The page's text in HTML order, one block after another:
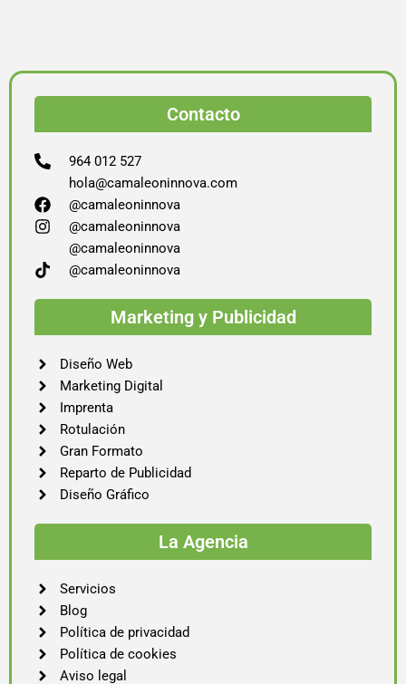
Contacto
964 012 527
hola@camaleoninnova.com
@camaleoninnova
@camaleoninnova
@camaleoninnova
@camaleoninnova
Marketing y Publicidad
Diseño Web
Marketing Digital
Imprenta
Rotulación
Gran Formato
Reparto de Publicidad
Diseño Gráfico
La Agencia
Servicios
Blog
Política de privacidad
Política de cookies
Aviso legal